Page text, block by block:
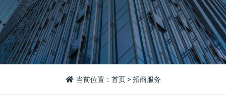
当前位置： 首页> 招商服务